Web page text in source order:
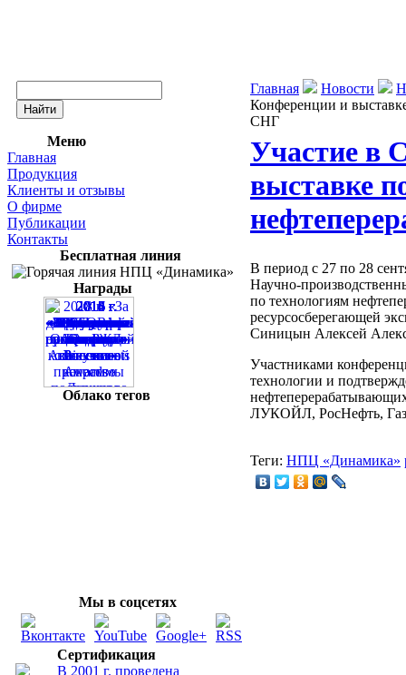
Меню
Главная
Продукция
Клиенты и отзывы
О фирме
Публикации
Контакты
Бесплатная линия
Награды
Облако тегов
Мы в соцсетях
Сертификация
Главная Новости
Конференции и
СНГ
Участие в
выставке
В период с 27 по 28
Научно-
по технологиям
ресурсосберегающей
Синицын Алексей
Участниками
технологии и
ЛУКОЙЛ, РосНефть,
Теги: НПЦ «Динамика»